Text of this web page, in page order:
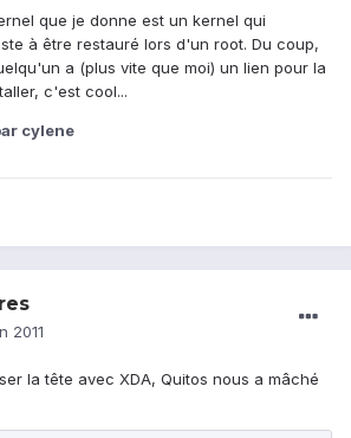
que je donne est un kernel qui
à être restauré lors d'un root. Du coup,
a (plus vite que moi) un lien pour la
c'est cool...
cylene
2011
la tête avec XDA, Quitos nous a mâché